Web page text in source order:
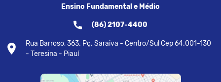
Ensino Fundamental e Médio
(86) 2107-4400
Rua Barroso, 363. Pç. Saraiva - Centro/Sul Cep 64.001-130
- Teresina - Piauí